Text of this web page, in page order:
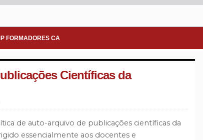
FORMADORES CA
Científicas da
de auto-arquivo de publicações científicas da
essencialmente aos docentes e